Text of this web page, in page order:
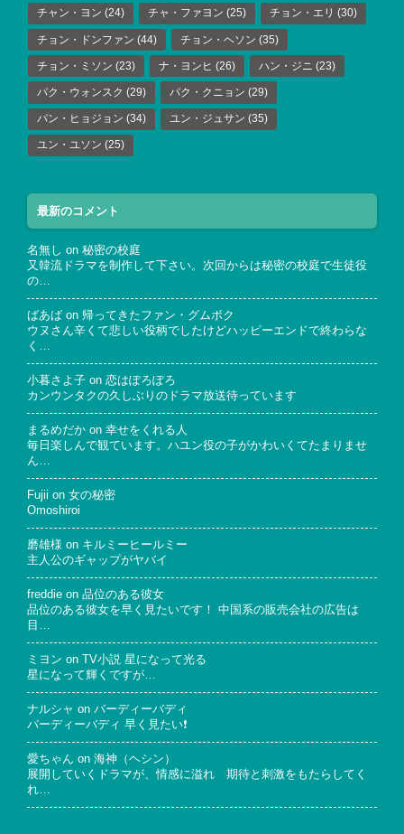
チャン・ヨン (24) チャ・ファヨン (25) チョン・エリ (30)
チョン・ドンファン (44) チョン・ヘソン (35)
チョン・ミソン (23) ナ・ヨンヒ (26) ハン・ジニ (23)
パク・ウォンスク (29) パク・クニョン (29)
パン・ヒョジョン (34) ユン・ジュサン (35)
ユン・ユソン (25)
最新のコメント
名無し on 秘密の校庭
又韓流ドラマを制作して下さい。次回からは秘密の校庭で生徒役
の…
ばあば on 帰ってきたファン・グムボク
ウヌさん辛くて悲しい役柄でしたけどハッピーエンドで終わらな
く…
小暮さよ子 on 恋はぽろぽろ
カンウンタクの久しぶりのドラマ放送待っています
まるめだか on 幸せをくれる人
毎日楽しんで観ています。ハユン役の子がかわいくてたまりませ
ん…
Fujii on 女の秘密
Omoshiroi
磨雄様 on キルミーヒールミー
主人公のギャップがヤバイ
freddie on 品位のある彼女
品位のある彼女を早く見たいです！ 中国系の販売会社の広告は
目…
ミヨン on
TV小説 星になって光る
星になって輝くですが…
ナルシャ on バーディーバディ
バーディーバディ 早く見たい❗
愛ちゃん on 海神（ヘシン）
展開していくドラマが、情感に溢れ 期待と刺激をもたらしてく
れ…